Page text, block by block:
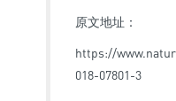
原文地址：
https://
018-07801-3